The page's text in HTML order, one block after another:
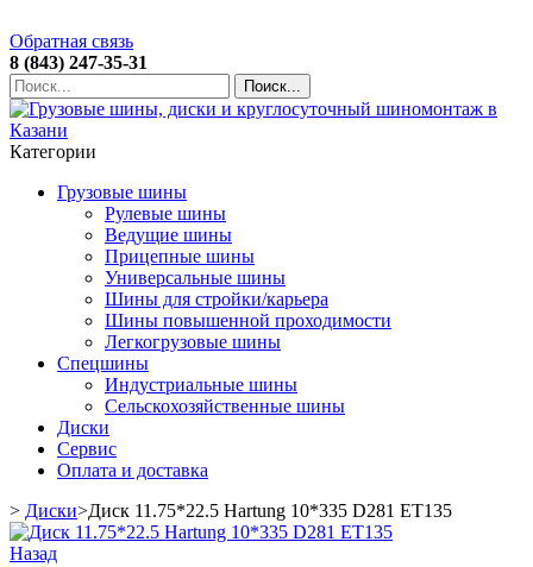
Обратная связь
8 (843) 247-35-31
Поиск...
Категории
Грузовые шины
Рулевые шины
Ведущие шины
Прицепные шины
Универсальные шины
Шины для стройки/карьера
Шины повышенной проходимости
Легкогрузовые шины
Спецшины
Индустриальные шины
Сельскохозяйственные шины
Диски
Сервис
Оплата и доставка
> Диски>Диск 11.75*22.5 Hartung 10*335 D281 ET135
Назад